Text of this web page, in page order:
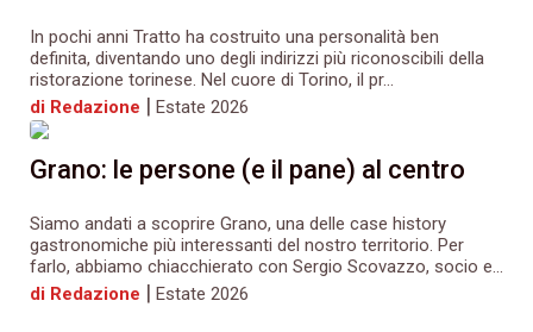
In pochi anni Tratto ha costruito una personalità ben
definita, diventando uno degli indirizzi più riconoscibili della
ristorazione torinese. Nel cuore di Torino, il pr...
di Redazione | Estate 2026
Grano: le persone (e il pane) al centro
Siamo andati a scoprire Grano, una delle case history
gastronomiche più interessanti del nostro territorio. Per
farlo, abbiamo chiacchierato con Sergio Scovazzo, socio e...
di Redazione | Estate 2026